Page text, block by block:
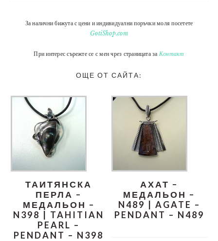
За налични бижута с цени и индивидуални поръчки моля посетете
GotiShop.com
При интерес сърежте се с мен чрез страницата за Контакт
ОЩЕ ОТ САЙТА:
ТАИТЯНСКА
ПЕРЛА –
МЕДАЛЬОН –
N398 | TAHITIAN
PEARL –
PENDANT – N398
АХАТ –
МЕДАЛЬОН –
N489 | AGATE –
PENDANT – N489